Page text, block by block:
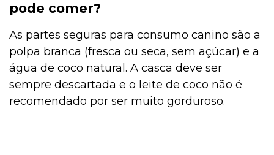
pode comer?
As partes seguras para consumo canino são a
polpa branca (fresca ou seca, sem açúcar) e a
água de coco natural. A casca deve ser
sempre descartada e o leite de coco não é
recomendado por ser muito gorduroso.